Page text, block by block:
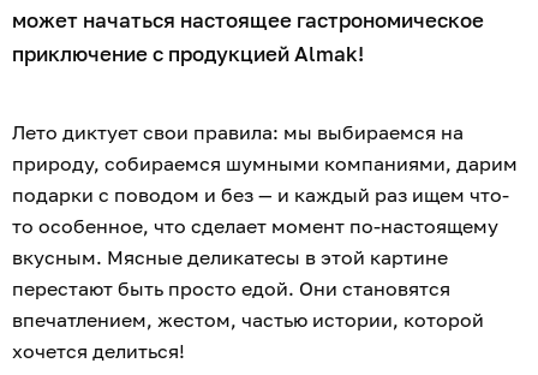
может начаться настоящее гастрономическое
приключение с продукцией Almak!
Лето диктует свои правила: мы выбираемся на
природу, собираемся шумными компаниями, дарим
подарки с поводом и без — и каждый раз ищем что-
то особенное, что сделает момент по-настоящему
вкусным. Мясные деликатесы в этой картине
перестают быть просто едой. Они становятся
впечатлением, жестом, частью истории, которой
хочется делиться!